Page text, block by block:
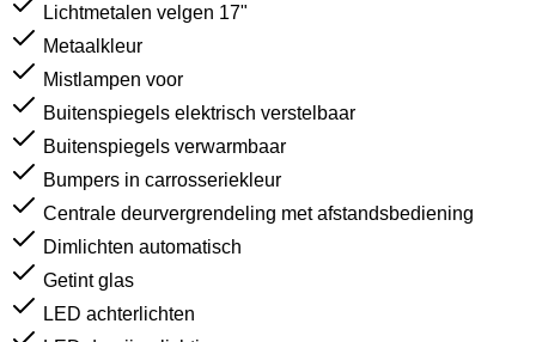
Lichtmetalen velgen 17"
Metaalkleur
Mistlampen voor
Buitenspiegels elektrisch verstelbaar
Buitenspiegels verwarmbaar
Bumpers in carrosseriekleur
Centrale deurvergrendeling met afstandsbediening
Dimlichten automatisch
Getint glas
LED achterlichten